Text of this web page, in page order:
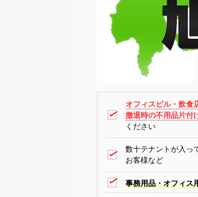
オフィスビル・飲食
撤退時の不用品片付
ください
数十テナントが入っ
お客様など
事務用品・オフィス